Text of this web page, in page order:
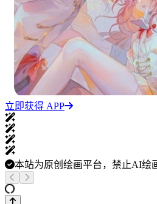
立即获得 APP
本站为原创绘画平台，禁止AI绘